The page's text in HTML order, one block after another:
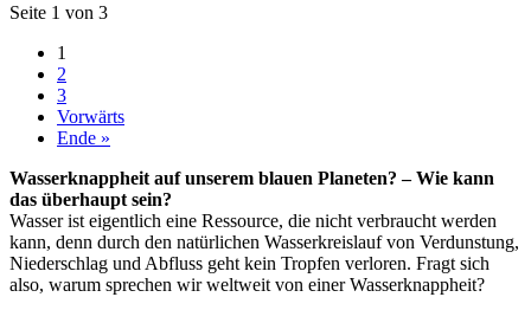
Seite 1 von 3
1
2
3
Vorwärts
Ende »
Wasserknappheit auf unserem blauen Planeten? – Wie kann
das überhaupt sein?
Wasser ist eigentlich eine Ressource, die nicht verbraucht werden
kann, denn durch den natürlichen Wasserkreislauf von Verdunstung,
Niederschlag und Abfluss geht kein Tropfen verloren. Fragt sich
also, warum sprechen wir weltweit von einer Wasserknappheit?